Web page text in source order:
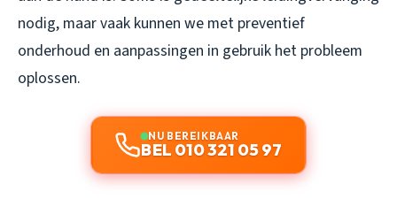
nodig, maar vaak kunnen we met preventief
onderhoud en aanpassingen in gebruik het probleem
oplossen.
NU BEREIKBAAR
BEL 010 321 05 97